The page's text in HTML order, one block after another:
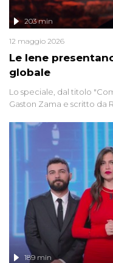
Le Iene
globale
203 min
12 maggio 2026
Lo speciale, dal titolo
Gaston Zama e scritto da
racconta l'universo delle
globali e del
social network, talk
189 min